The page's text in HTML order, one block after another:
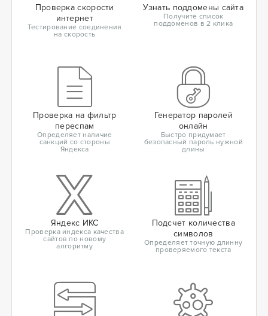
Проверка скорости
интернет
Тестирование соединения
на скорость
Узнать поддомены сайта
Получите список
поддоменов в 2 клика
Проверка на фильтр
переспам
Определяет наличие
санкций со стороны
Яндекса
Генератор паролей
онлайн
Быстро придумает
безопасный пароль нужной
длины
Яндекс ИКС
Проверка индекса качества
сайтов по новому
алгоритму
Подсчет количества
символов
Определяет точную длинну
проверяемого текста